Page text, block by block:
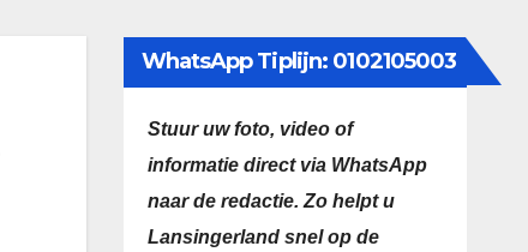
WhatsApp Tiplijn: 0102105003
Stuur uw foto, video of
informatie direct via WhatsApp
naar de redactie. Zo helpt u
Lansingerland snel op de